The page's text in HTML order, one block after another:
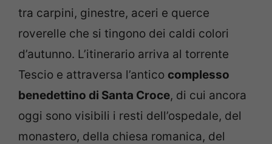
tra carpini, ginestre, aceri e querce
roverelle che si tingono dei caldi colori
d’autunno. L’itinerario arriva al torrente
Tescio e attraversa l’antico complesso
benedettino di Santa Croce, di cui ancora
oggi sono visibili i resti dell’ospedale, del
monastero, della chiesa romanica, del